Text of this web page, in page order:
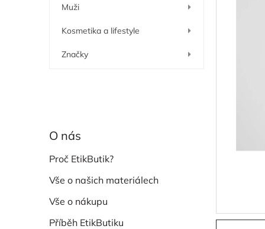
Muži
Kosmetika a lifestyle
Značky
O nás
Proč EtikButik?
Vše o našich materiálech
Vše o nákupu
Příběh EtikButiku